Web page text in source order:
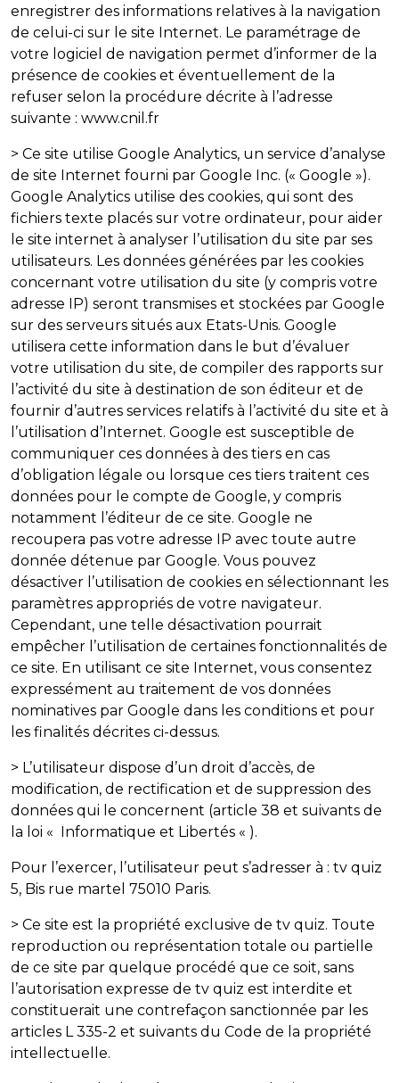
enregistrer des informations relatives à la navigation
de celui-ci sur le site Internet. Le paramétrage de
votre logiciel de navigation permet d’informer de la
présence de cookies et éventuellement de la
refuser selon la procédure décrite à l’adresse
suivante : www.cnil.fr
> Ce site utilise Google Analytics, un service d’analyse
de site Internet fourni par Google Inc. (« Google »).
Google Analytics utilise des cookies, qui sont des
fichiers texte placés sur votre ordinateur, pour aider
le site internet à analyser l’utilisation du site par ses
utilisateurs. Les données générées par les cookies
concernant votre utilisation du site (y compris votre
adresse IP) seront transmises et stockées par Google
sur des serveurs situés aux Etats-Unis. Google
utilisera cette information dans le but d’évaluer
votre utilisation du site, de compiler des rapports sur
l’activité du site à destination de son éditeur et de
fournir d’autres services relatifs à l’activité du site et à
l’utilisation d’Internet. Google est susceptible de
communiquer ces données à des tiers en cas
d’obligation légale ou lorsque ces tiers traitent ces
données pour le compte de Google, y compris
notamment l’éditeur de ce site. Google ne
recoupera pas votre adresse IP avec toute autre
donnée détenue par Google. Vous pouvez
désactiver l’utilisation de cookies en sélectionnant les
paramètres appropriés de votre navigateur.
Cependant, une telle désactivation pourrait
empêcher l’utilisation de certaines fonctionnalités de
ce site. En utilisant ce site Internet, vous consentez
expressément au traitement de vos données
nominatives par Google dans les conditions et pour
les finalités décrites ci-dessus.
> L’utilisateur dispose d’un droit d’accès, de
modification, de rectification et de suppression des
données qui le concernent (article 38 et suivants de
la loi « Informatique et Libertés « ).
Pour l’exercer, l’utilisateur peut s’adresser à : tv quiz
5, Bis rue martel 75010 Paris.
> Ce site est la propriété exclusive de tv quiz. Toute
reproduction ou représentation totale ou partielle
de ce site par quelque procédé que ce soit, sans
l’autorisation expresse de tv quiz est interdite et
constituerait une contrefaçon sanctionnée par les
articles L 335-2 et suivants du Code de la propriété
intellectuelle.